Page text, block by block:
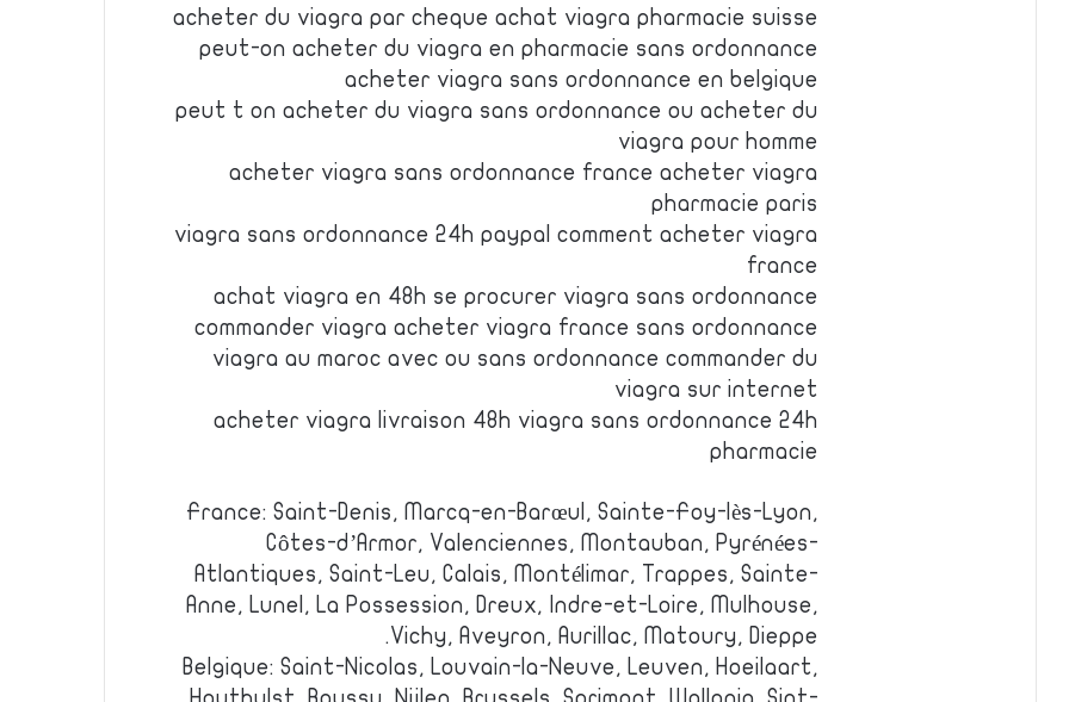
acheter du viagra par cheque achat viagra pharmacie suisse
peut-on acheter du viagra en pharmacie sans ordonnance
acheter viagra sans ordonnance en belgique
peut t on acheter du viagra sans ordonnance ou acheter du
viagra pour homme
acheter viagra sans ordonnance france acheter viagra
pharmacie paris
viagra sans ordonnance 24h paypal comment acheter viagra
france
achat viagra en 48h se procurer viagra sans ordonnance
commander viagra acheter viagra france sans ordonnance
viagra au maroc avec ou sans ordonnance commander du
viagra sur internet
acheter viagra livraison 48h viagra sans ordonnance 24h
pharmacie
France: Saint-Denis, Marcq-en-Barœul, Sainte-Foy-lès-Lyon,
Côtes-d’Armor, Valenciennes, Montauban, Pyrénées-
Atlantiques, Saint-Leu, Calais, Montélimar, Trappes, Sainte-
Anne, Lunel, La Possession, Dreux, Indre-et-Loire, Mulhouse,
Vichy, Aveyron, Aurillac, Matoury, Dieppe.
Belgique: Saint-Nicolas, Louvain-la-Neuve, Leuven, Hoeilaart,